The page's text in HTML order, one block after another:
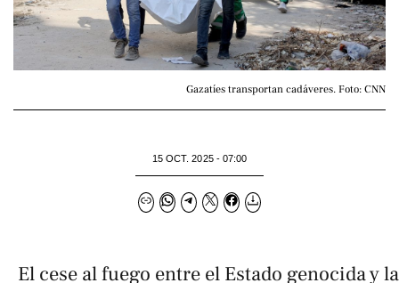
Gazatíes transportan cadáveres. Foto: CNN
15 OCT. 2025 - 07:00
El cese al fuego entre el Estado genocida y